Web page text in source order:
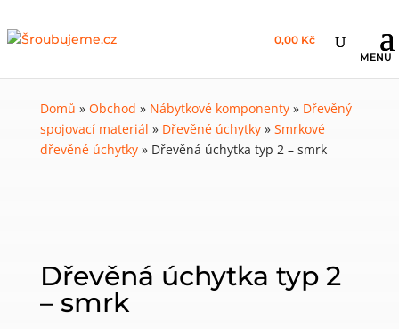
0,00 Kč
Domů » Obchod » Nábytkové komponenty» Dřevěný
spojovací materiál » Dřevěné úchytky» Smrkové
dřevěné úchytky» Dřevěná úchytka typ 2 – smrk
Dřevěná úchytka typ 2
– smrk